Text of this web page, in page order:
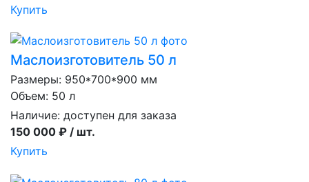
Купить
Маслоизготовитель 50 л
Размеры: 950*700*900 мм
Объем: 50 л
Наличие: доступен для заказа
150 000 ₽ / шт.
Купить